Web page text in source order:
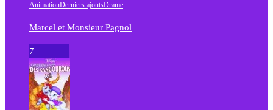
AnimationDerniers ajoutsDrame
Marcel et Monsieur Pagnol
7